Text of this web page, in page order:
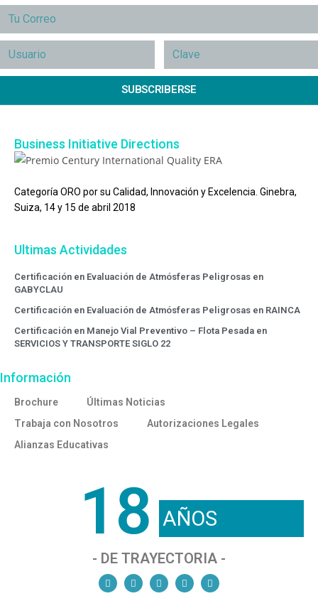
SUBSCRIBERSE
Business Initiative Directions
Categoría ORO por su Calidad, Innovación y Excelencia. Ginebra,
Suiza, 14 y 15 de abril 2018
Ultimas Actividades
Certificación en Evaluación de Atmósferas Peligrosas en
GABYCLAU
Certificación en Evaluación de Atmósferas Peligrosas en RAINCA
Certificación en Manejo Vial Preventivo – Flota Pesada en
SERVICIOS Y TRANSPORTE SIGLO 22
Información
Brochure
Últimas Noticias
Trabaja con Nosotros
Autorizaciones Legales
Alianzas Educativas
18 AÑOS
- DE TRAYECTORIA -